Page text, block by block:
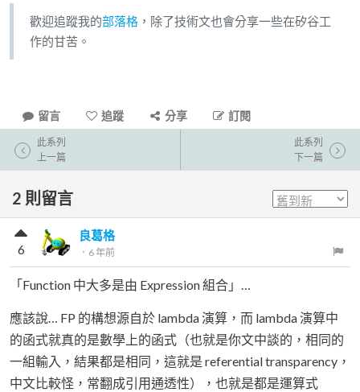
歡迎追蹤我的部落格 ，除了技術文也會分享一些在矽谷工
作的甘苦。
留言 追蹤 分享 訂閱
此系列
上一篇
此系列
下一篇
2 則留言
良葛格
． 6 年前
6
「Function 中大多是由 Expression 組合」…
應該說… FP 的構想源自於 lambda 演算，而 lambda 演算中
的函式就真的是數學上的函式（也就是你文中談的，相同的
一組輸入，結果都是相同，這就是 referential transparency，
中文比較怪，常翻成引用通透性），也就是都是運算式